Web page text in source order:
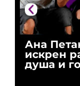
Ана
искрен
душа и